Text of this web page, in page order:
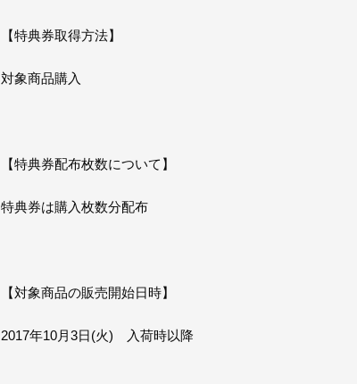
【特典券取得方法】
対象商品購入
【特典券配布枚数について】
特典券は購入枚数分配布
【対象商品の販売開始日時】
2017年10月3日(火) 入荷時以降